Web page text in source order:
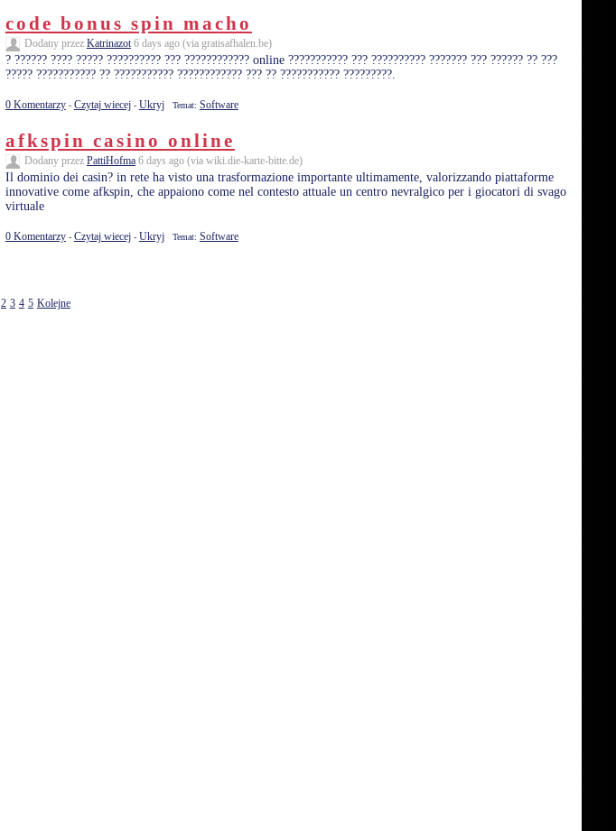
code bonus spin macho
Dodany przez Katrinazot6 days ago (via gratisafhalen.be)
? ?????? ???? ????? ?????????? ??? ???????????? online ??????????? ??? ?????????? ??????? ??? ?????? ?? ???
????? ??????????? ?? ??????????? ???????????? ??? ?? ??????????? ?????????.
0 Komentarzy- Czytaj wiecej- UkryjTemat: Software
afkspin casino online
Dodany przez PattiHofma6 days ago (via wiki.die-karte-bitte.de)
Il dominio dei casin? in rete ha visto una trasformazione importante ultimamente, valorizzando piattaforme
innovative come afkspin, che appaiono come nel contesto attuale un centro nevralgico per i giocatori di svago
virtuale
0 Komentarzy- Czytaj wiecej- UkryjTemat: Software
2 3 4 5 Kolejne